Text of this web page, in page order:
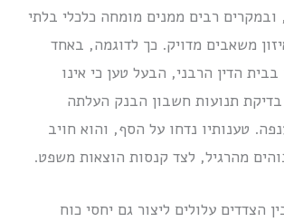
רבים ממנים מומחה כלכלי בלתי
משאבים מדויק. כך לדוגמה, באחד
הדין הרבני, הבעל טען כי אינו
תנועות חשבון הבנק העלתה
טענותיו נדחו על הסף, והוא חויב
מהרגיל, לצד קנסות הוצאות משפט.
הצדדים עלולים ליצור גם יחסי כוח